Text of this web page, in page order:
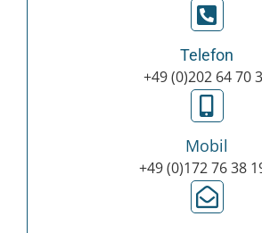
Telefon
+49 (0)202 64 70
Mobil
+49 (0)172 76 38